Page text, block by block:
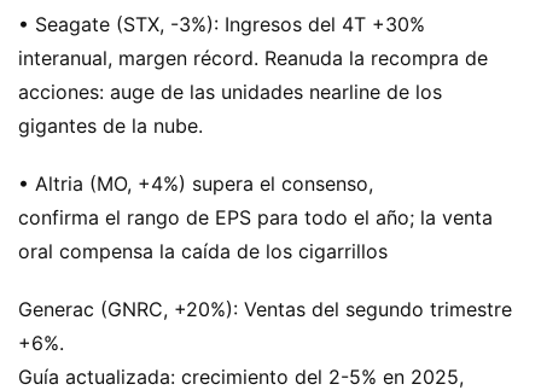
• Seagate (STX, -3%): Ingresos del 4T +30%
interanual, margen récord. Reanuda la recompra de
acciones: auge de las unidades nearline de los
gigantes de la nube.
• Altria (MO, +4%) supera el consenso,
confirma el rango de EPS para todo el año; la venta
oral compensa la caída de los cigarrillos
Generac (GNRC, +20%): Ventas del segundo trimestre
+6%.
Guía actualizada: crecimiento del 2-5% en 2025,